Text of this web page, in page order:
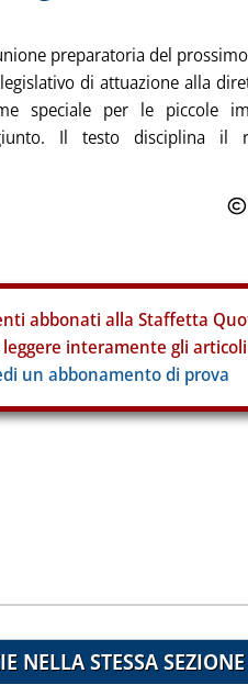
preparatoria del
di attuazione alla
speciale per le piccole
Il testo disciplina il
abbonati alla Staffetta
leggere interamente gli
un abbonamento di prova
NELLA STESSA SEZIONE